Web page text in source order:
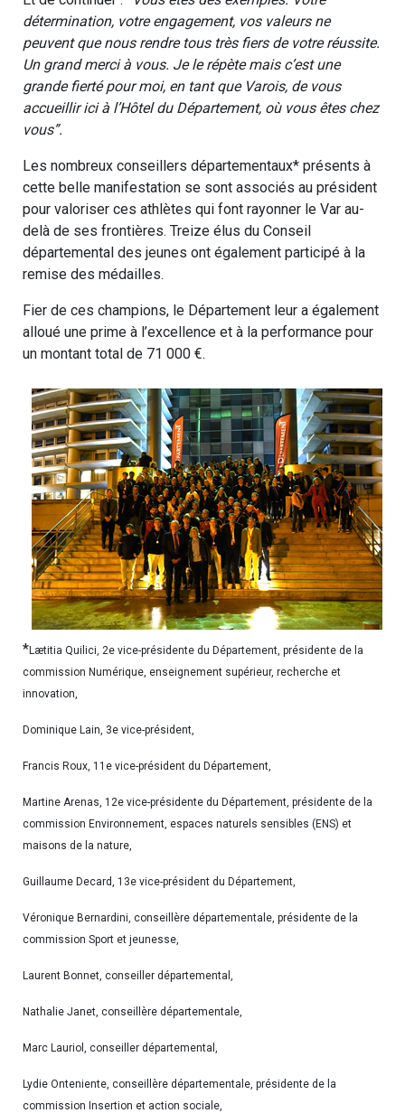
détermination, votre engagement, vos valeurs ne
peuvent que nous rendre tous très fiers de votre réussite.
Un grand merci à vous. Je le répète mais c’est une
grande fierté pour moi, en tant que Varois, de vous
accueillir ici à l’Hôtel du Département, où vous êtes chez
vous”.
Les nombreux conseillers départementaux* présents à
cette belle manifestation se sont associés au président
pour valoriser ces athlètes qui font rayonner le Var au-
delà de ses frontières. Treize élus du Conseil
départemental des jeunes ont également participé à la
remise des médailles.
Fier de ces champions, le Département leur a également
alloué une prime à l’excellence et à la performance pour
un montant total de 71 000 €.
*Lætitia Quilici, 2e vice-présidente du Département, présidente de la
commission Numérique, enseignement supérieur, recherche et
innovation,
Dominique Lain, 3e vice-président,
Francis Roux, 11e vice-président du Département,
Martine Arenas, 12e vice-présidente du Département, présidente de la
commission Environnement, espaces naturels sensibles (ENS) et
maisons de la nature,
Guillaume Decard, 13e vice-président du Département,
Véronique Bernardini, conseillère départementale, présidente de la
commission Sport et jeunesse,
Laurent Bonnet, conseiller départemental,
Nathalie Janet, conseillère départementale,
Marc Lauriol, conseiller départemental,
Lydie Onteniente, conseillère départementale, présidente de la
commission Insertion et action sociale,